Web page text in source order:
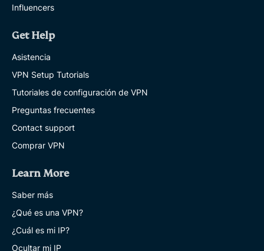
Influencers
Get Help
Asistencia
VPN Setup Tutorials
Tutoriales de configuración de VPN
Preguntas frecuentes
Contact support
Comprar VPN
Learn More
Saber más
¿Qué es una VPN?
¿Cuál es mi IP?
Ocultar mi IP